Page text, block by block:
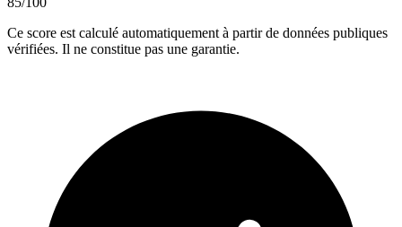
Ce score est calculé automatiquement à partir de données publiques
vérifiées. Il ne constitue pas une garantie.